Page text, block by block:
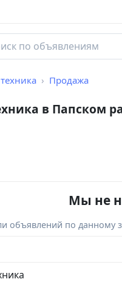
Продажа
в Папском
Мы не
по данному